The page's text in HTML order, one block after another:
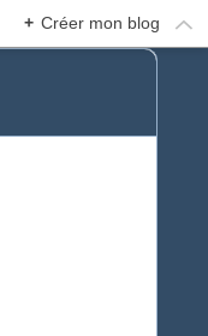
+ Créer mon blog